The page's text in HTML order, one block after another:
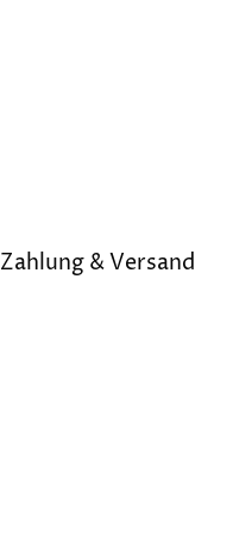
Zahlung & Versand